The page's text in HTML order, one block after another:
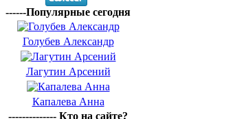
------Популярные сегодня
Голубев Александр
Лагутин Арсений
Капалева Анна
-------------- Кто на сайте?